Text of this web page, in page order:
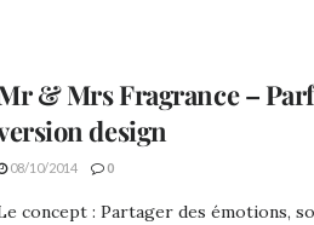
& Mrs Fragrance –
design
08/10/2014 0
concept : Partager des émotions,